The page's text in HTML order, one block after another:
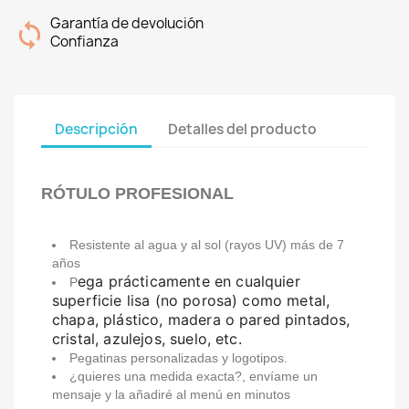
Garantía de devolución
Confianza
Descripción Detalles del producto
RÓTULO PROFESIONAL
Resistente al agua y al sol (rayos UV) más de 7
años
Pega prácticamente en cualquier
superficie lisa (no porosa) como metal,
chapa, plástico, madera o pared pintados,
cristal, azulejos, suelo, etc.
Pegatinas personalizadas y logotipos.
¿quieres una medida exacta?, envíame un
mensaje y la añadiré al menú en minutos